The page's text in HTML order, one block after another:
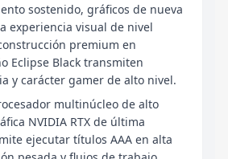
sostenido, gráficos de nueva
experiencia visual de nivel
premium en
Eclipse Black transmiten
y carácter gamer de alto nivel.
multinúcleo de alto
NVIDIA RTX de última
ejecutar títulos AAA en alta